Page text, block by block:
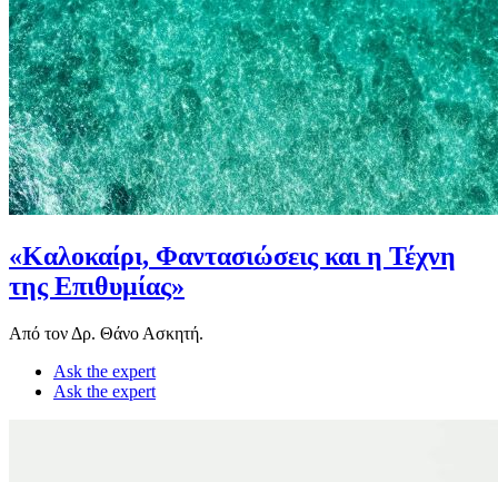
«Καλοκαίρι, Φαντασιώσεις και η Τέχνη
της Επιθυμίας»
Από τον Δρ. Θάνο Ασκητή.
Ask the expert
Ask the expert